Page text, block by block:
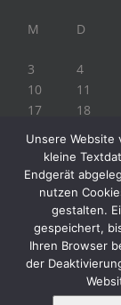
M
D
3
4
10
11
17
18
« Juli
Copyright
Unsere Website
kleine
Endgerät
nutzen
gestalten.
gespeichert,
Ihren Browser
der